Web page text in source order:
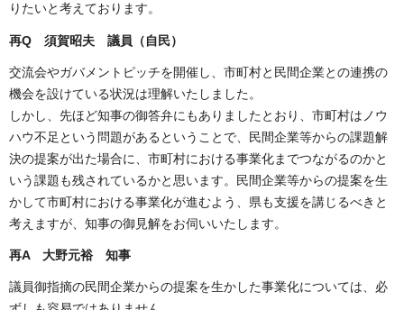
りたいと考えております。
再Q 須賀昭夫 議員（自民）
交流会やガバメントピッチを開催し、市町村と民間企業との連携の
機会を設けている状況は理解いたしました。
しかし、先ほど知事の御答弁にもありましたとおり、市町村はノウ
ハウ不足という問題があるということで、民間企業等からの課題解
決の提案が出た場合に、市町村における事業化までつながるのかと
いう課題も残されているかと思います。民間企業等からの提案を生
かして市町村における事業化が進むよう、県も支援を講じるべきと
考えますが、知事の御見解をお伺いいたします。
再A 大野元裕 知事
議員御指摘の民間企業からの提案を生かした事業化については、必